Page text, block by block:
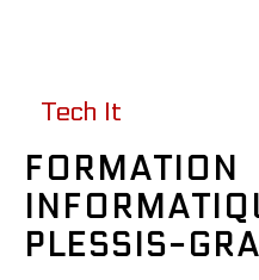
Tech It
FORMATION
PLESSIS-